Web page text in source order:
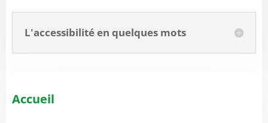
L'accessibilité en quelques mots
Accueil